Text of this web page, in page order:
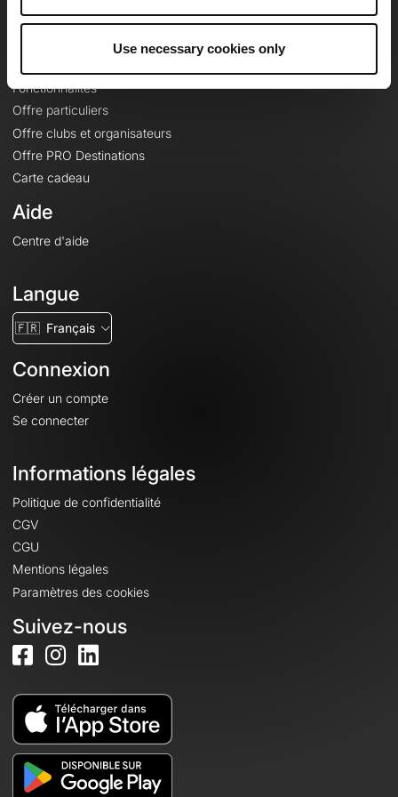
Use necessary cookies only
Fonctionnalités
Offre particuliers
Offre clubs et organisateurs
Offre PRO Destinations
Carte cadeau
Aide
Centre d'aide
Langue
🇫🇷 Français
Connexion
Créer un compte
Se connecter
Informations légales
Politique de confidentialité
CGV
CGU
Mentions légales
Paramètres des cookies
Suivez-nous